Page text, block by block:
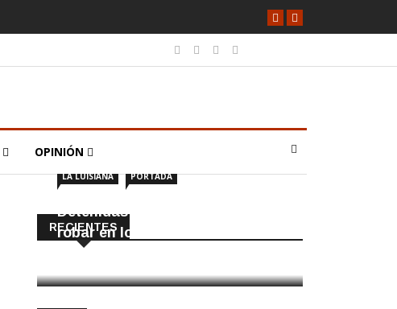
OPINIÓN
RECIENTES
LA LUISIANA PORTADA
Detenidas dos personas por
robar en locales de La Luisiana